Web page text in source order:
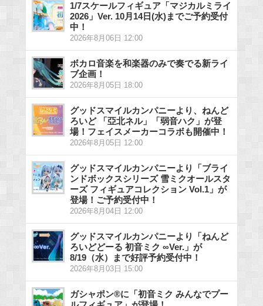
1/7スケールフィギュア「マジカルミライ
2026」Ver. 10月14日(水)までご予約受付
中！
2026年8月06日 12:00
ボカロ音楽を和楽器のみで奏でる新ライ
ブ企画！
2026年8月05日 18:00
グッドスマイルカンパニーより、ねんど
ろいど 「亞北ネル」「弱音ハク」が登
場！フェイスメーカーコラボも開催中！
2026年8月05日 12:00
グッドスマイルカンパニーより「ブライ
ンドボックスシリーズ 雪ミクオールスタ
ーズ フィギュアコレクション Vol.1」が
登場！ご予約受付中！
2026年8月04日 12:00
グッドスマイルカンパニーより「ねんど
ろいどどーる 初音ミク ∞Ver.」が
8/19（水）まで好評予約受付中！
2026年8月03日 15:00
ガシャポン®に「初音ミク みんなでプー